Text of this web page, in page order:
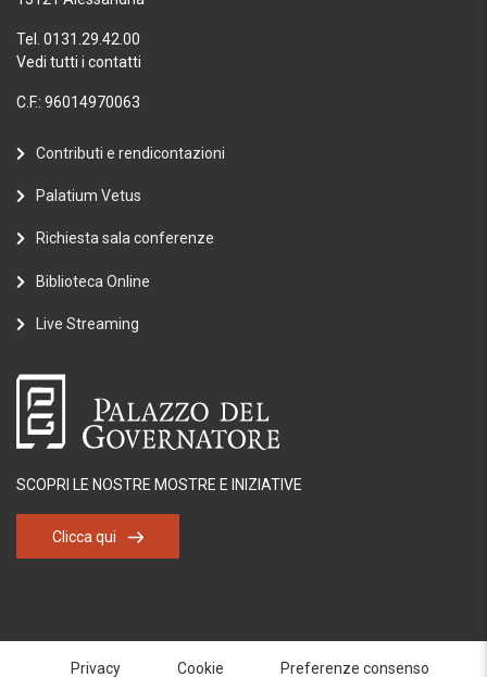
Tel. 0131.29.42.00
Vedi tutti i contatti
C.F.: 96014970063
Contributi e rendicontazioni
Palatium Vetus
Richiesta sala conferenze
Biblioteca Online
Live Streaming
SCOPRI LE NOSTRE MOSTRE E INIZIATIVE
Clicca qui
Privacy Cookie Preferenze consenso